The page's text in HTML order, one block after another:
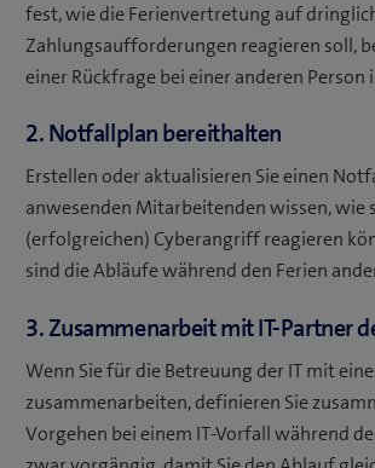
fest, wie die Ferienvertretung auf
Zahlungsaufforderungen reagieren soll,
einer Rückfrage bei einer anderen Person
2. Notfallplan bereithalten
Erstellen oder aktualisieren Sie einen
anwesenden Mitarbeitenden wissen, wie
(erfolgreichen) Cyberangriff reagieren
sind die Abläufe während den Ferien
3. Zusammenarbeit mit IT-Partner
Wenn Sie für die Betreuung der IT mit
zusammenarbeiten, definieren Sie
Vorgehen bei einem IT-Vorfall während